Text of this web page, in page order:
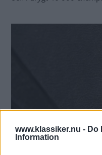
www.klassiker.nu - Do
Information